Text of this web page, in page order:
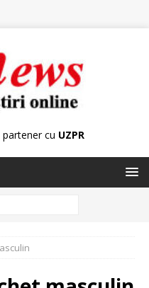
cu UZPR